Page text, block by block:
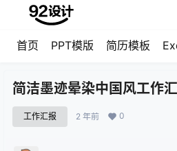
首页 PPT模版 简历模板
简洁墨迹晕染中国风工作
工作汇报 2 年前 0